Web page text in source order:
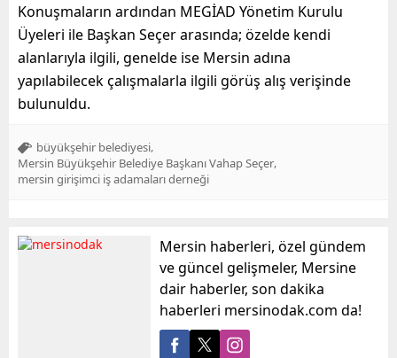
Konuşmaların ardından MEGİAD Yönetim Kurulu
Üyeleri ile Başkan Seçer arasında; özelde kendi
alanlarıyla ilgili, genelde ise Mersin adına
yapılabilecek çalışmalarla ilgili görüş alış verişinde
bulunuldu.
büyükşehir belediyesi
Mersin Büyükşehir Belediye Başkanı Vahap Seçer
mersin girişimci iş adamaları derneği
Mersin haberleri, özel gündem
ve güncel gelişmeler, Mersine
dair haberler, son dakika
haberleri mersinodak.com da!